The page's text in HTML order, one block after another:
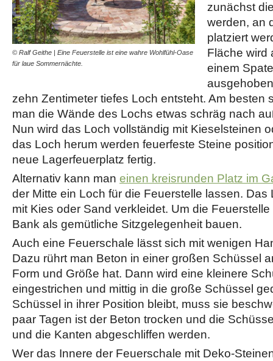
© Ralf Geithe | Eine Feuerstelle ist eine wahre Wohlfühl-Oase
für laue Sommernächte.
zunächst
werden, an
platziert
Fläche wird
einem
zehn Zentimeter tiefes Loch entsteht. Am besten
man die Wände des Lochs etwas schräg nach
Nun wird das Loch vollständig mit Kieselsteinen
das Loch herum werden feuerfeste Steine
neue Lagerfeuerplatz fertig.
Alternativ kann man einen kreisrunden Platz im
der Mitte ein Loch für die Feuerstelle lassen. Das
mit Kies oder Sand verkleidet. Um die
Bank als gemütliche Sitzgelegenheit bauen.
Auch eine Feuerschale lässt sich mit wenigen
Dazu rührt man Beton in einer großen Schüssel
Form und Größe hat. Dann wird eine kleinere
eingestrichen und mittig in die große Schüssel
Schüssel in ihrer Position bleibt, muss sie
paar Tagen ist der Beton trocken und die
und die Kanten abgeschliffen werden.
Wer das Innere der Feuerschale mit Deko-